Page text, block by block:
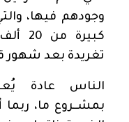
وجودهم فيها،
تغريدة بعد شهور
الناس عادة
بمشــروع ما، ربما